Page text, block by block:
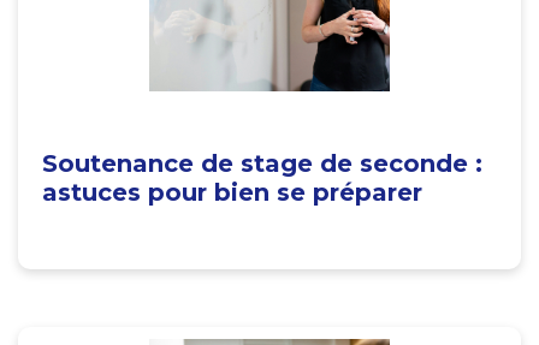
Soutenance de stage de seconde :
astuces pour bien se préparer